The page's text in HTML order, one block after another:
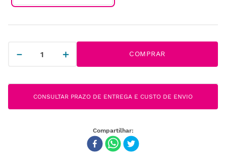
＋
－ COMPRAR
CONSULTAR PRAZO DE ENTREGA E CUSTO DE ENVIO